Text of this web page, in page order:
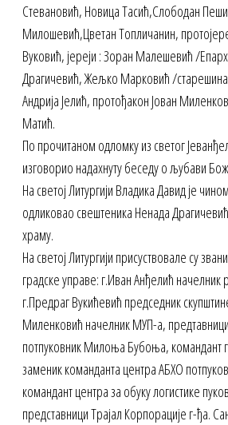
Стевановић, Новица Тасић,Слободан
Милошевић,Цветан Топличанин,
Вуковић, јереји : Зоран Малешевић /
Драгичевић, Жељко Марковић /
Андрија Јелић, протођакон Јован
Матић.
По прочитаном одломку из светог
изговорио надахнуту беседу о љубави
На светој Литургији Владика Давид је
одликовао свештеника Ненада
храму.
На светој Литургији присуствовале су
градске управе: г.Иван Анђелић начелник
г.Предраг Вукићевић председник
Миленковић начелник МУП-а,
потпуковник Милоња Бубоња, командант
заменик команданта центра АБХО
командант центра за обуку логистике
представници Трајал Корпорације г-ђа.